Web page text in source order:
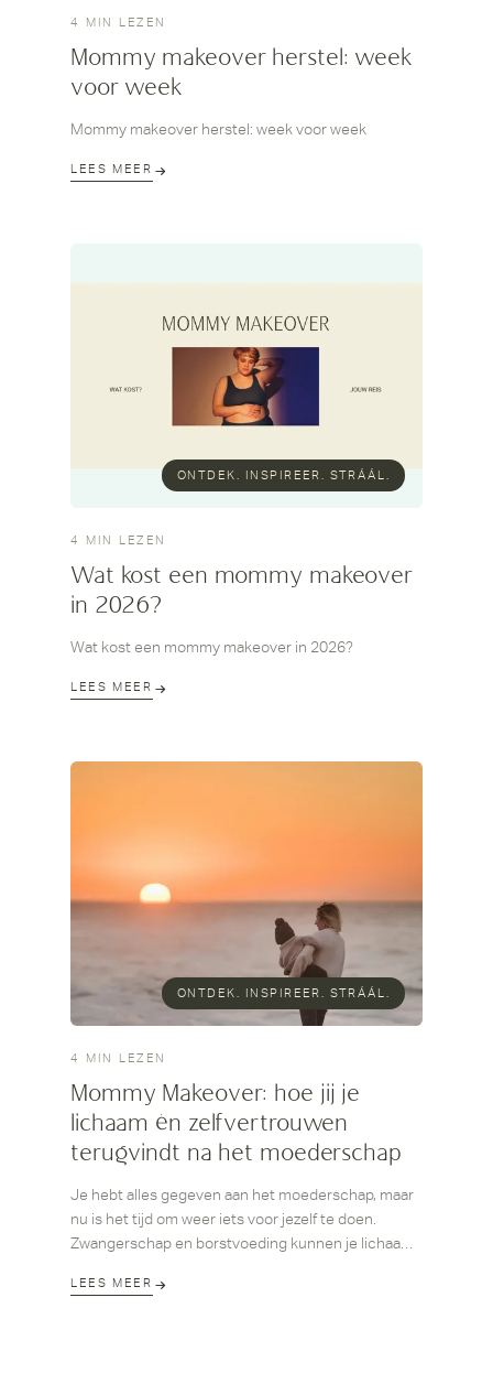
4 MIN LEZEN
Mommy makeover herstel: week
voor week
Mommy makeover herstel: week voor week
LEES MEER
ONTDEK. INSPIREER. STRÁÁL.
4 MIN LEZEN
Wat kost een mommy makeover
in 2026?
Wat kost een mommy makeover in 2026?
LEES MEER
ONTDEK. INSPIREER. STRÁÁL.
4 MIN LEZEN
Mommy Makeover: hoe jij je
lichaam én zelfvertrouwen
terugvindt na het moederschap
Je hebt alles gegeven aan het moederschap, maar
nu is het tijd om weer iets voor jezelf te doen.
Zwangerschap en borstvoeding kunnen je lichaam
terugveren. Een Mommy Makeover helpt je om
LEES MEER